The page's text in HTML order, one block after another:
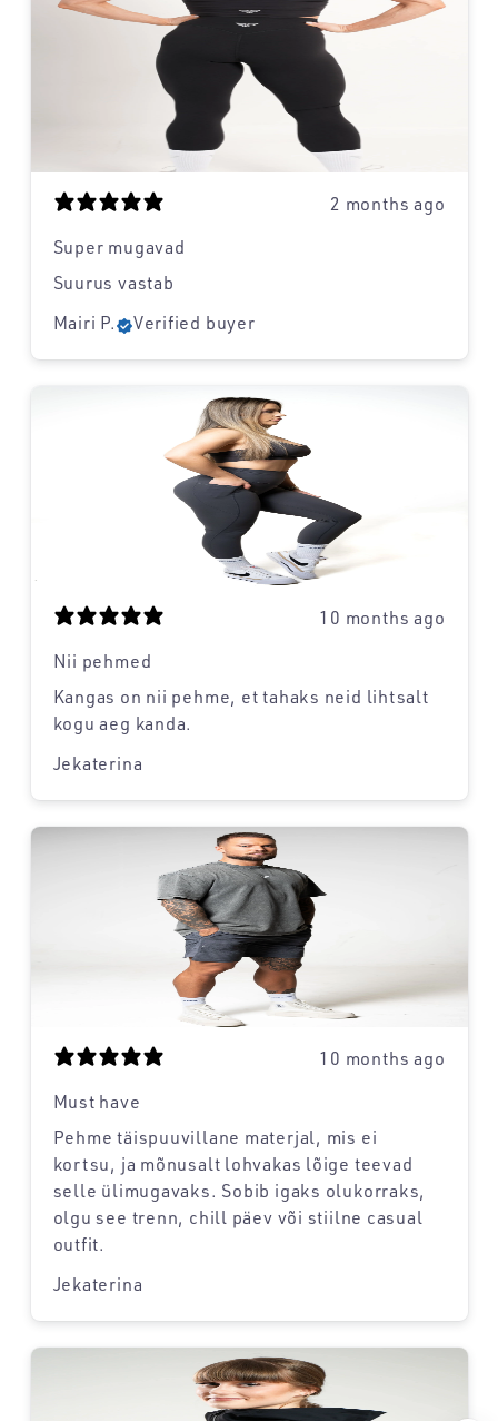
2 months ago
Super mugavad
Suurus vastab
Mairi P. Verified buyer
10 months ago
Nii pehmed
Kangas on nii pehme, et tahaks neid lihtsalt
kogu aeg kanda.
Jekaterina
10 months ago
Must have
Pehme täispuuvillane materjal, mis ei
kortsu, ja mõnusalt lohvakas lõige teevad
selle ülimugavaks. Sobib igaks olukorraks,
olgu see trenn, chill päev või stiilne casual
outfit.
Jekaterina